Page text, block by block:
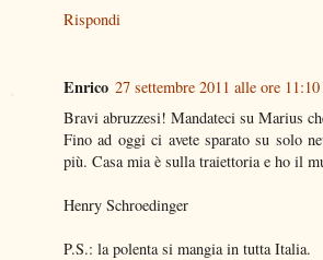
Rispondi
Enrico 27 settembre 2011 alle ore 11:10
Bravi abruzzesi! Mandateci su Marius
Fino ad oggi ci avete sparato su solo
più. Casa mia è sulla traiettoria e ho il
Henry Schroedinger
P.S.: la polenta si mangia in tutta Italia.